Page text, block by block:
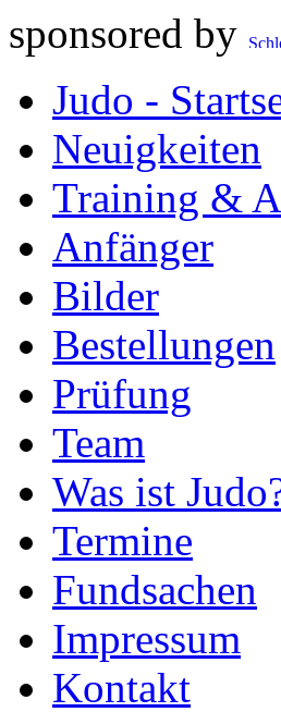
sponsored by
Judo -
Neuigkeiten
Training &
Anfänger
Bilder
Bestellungen
Prüfung
Team
Was ist
Termine
Fundsachen
Impressum
Kontakt